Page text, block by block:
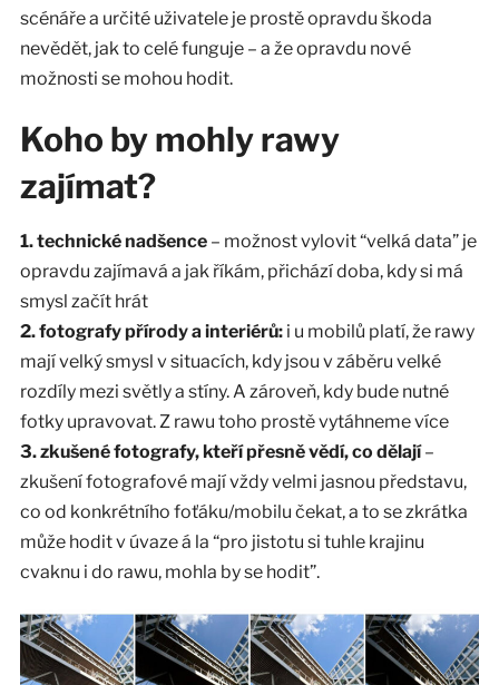
scénáře a určité uživatele je prostě opravdu škoda
nevědět, jak to celé funguje – a že opravdu nové
možnosti se mohou hodit.
Koho by mohly rawy
zajímat?
1. technické nadšence– možnost vylovit “velká data” je
opravdu zajímavá a jak říkám, přichází doba, kdy si má
smysl začít hrát
2. fotografy přírody a interiérů:i u mobilů platí, že rawy
mají velký smysl v situacích, kdy jsou v záběru velké
rozdíly mezi světly a stíny. A zároveň, kdy bude nutné
fotky upravovat. Z rawu toho prostě vytáhneme více
3. zkušené fotografy, kteří přesně vědí, co dělají–
zkušení fotografové mají vždy velmi jasnou představu,
co od konkrétního foťáku/mobilu čekat, a to se zkrátka
může hodit v úvaze á la “pro jistotu si tuhle krajinu
cvaknu i do rawu, mohla by se hodit”.